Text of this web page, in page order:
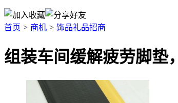
首页 > 商机 > 饰品礼品招商
组装车间缓解疲劳脚垫